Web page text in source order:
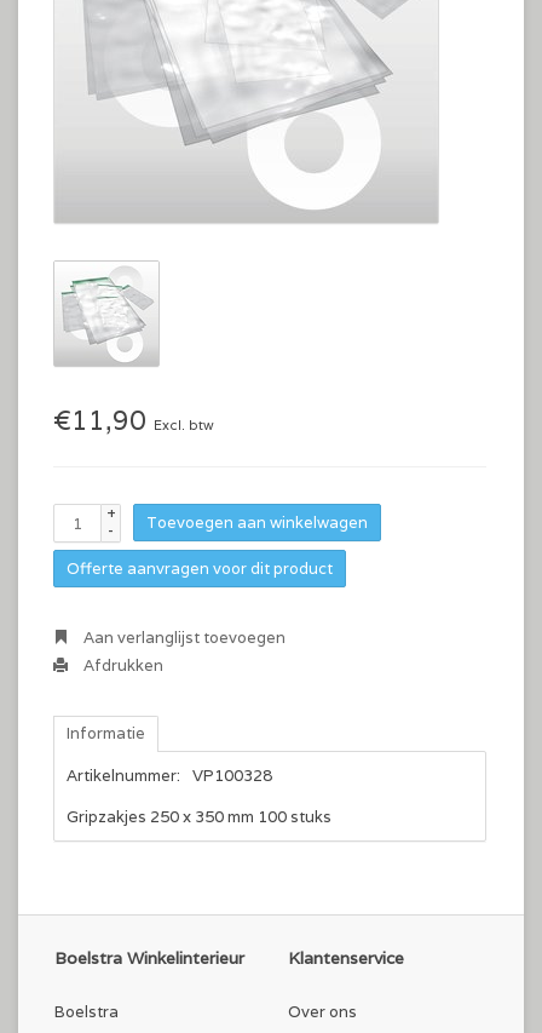
€11,90 Excl. btw
+
-
Toevoegen aan winkelwagen
Offerte aanvragen voor dit product
Aan verlanglijst toevoegen
Afdrukken
Informatie
Artikelnummer:
VP100328
Gripzakjes 250 x 350 mm 100 stuks
Boelstra Winkelinterieur
Boelstra
Klantenservice
Over ons